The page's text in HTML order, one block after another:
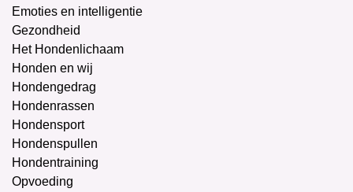
Emoties en intelligentie
Gezondheid
Het Hondenlichaam
Honden en wij
Hondengedrag
Hondenrassen
Hondensport
Hondenspullen
Hondentraining
Opvoeding